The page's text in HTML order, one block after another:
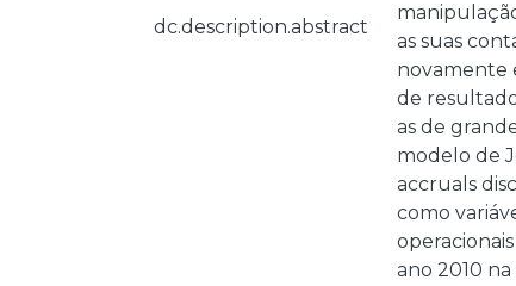
dc.description.abstract
as suas
novamente
de
as de
modelo de
accruals
como
ano 2010